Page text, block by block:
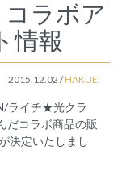
ラボア
情報
2015.12.02 /HAKUEI
ライチ★光クラ
だコラボ商品の販
決定いたしまし